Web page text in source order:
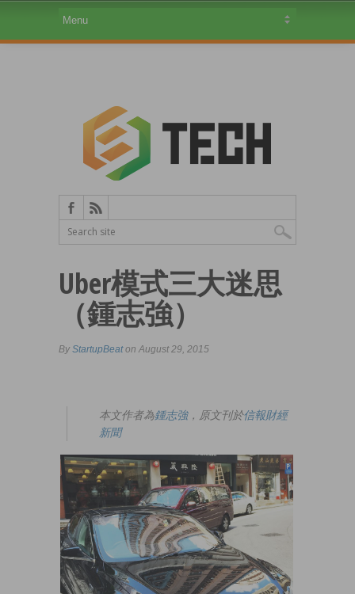
Uber模式三大迷思
（鍾志強）
By StartupBeaton August 29, 2015
本文作者為鍾志強，原文刊於信報財經
新聞